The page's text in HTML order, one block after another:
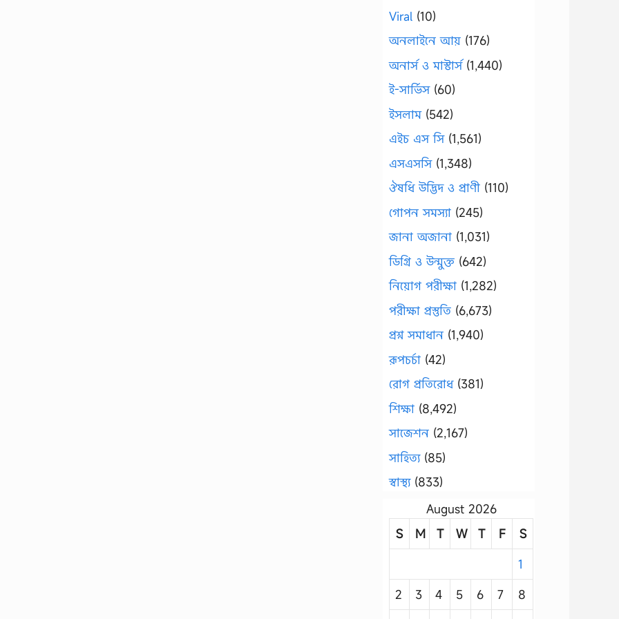
Viral (10)
অনলাইনে আয় (176)
অনার্স ও মাস্টার্স(1,440)
ই-সার্ভিস(60)
ইসলাম(542)
এইচ এস সি(1,561)
এসএসসি(1,348)
ঔষধি উদ্ভিদ ও প্রাণী (110)
গোপন সমস্যা (245)
জানা অজানা (1,031)
ডিগ্রি ও উন্মুক্ত (642)
নিয়োগ পরীক্ষা (1,282)
পরীক্ষা প্রস্তুতি (6,673)
প্রশ্ন সমাধান (1,940)
রূপচর্চা (42)
রোগ প্রতিরোধ(381)
শিক্ষা (8,492)
সাজেশন (2,167)
সাহিত্য(85)
স্বাস্থ্য(833)
August 2026
S
M T W T F
S
1
2
3 4 5 6 7
8